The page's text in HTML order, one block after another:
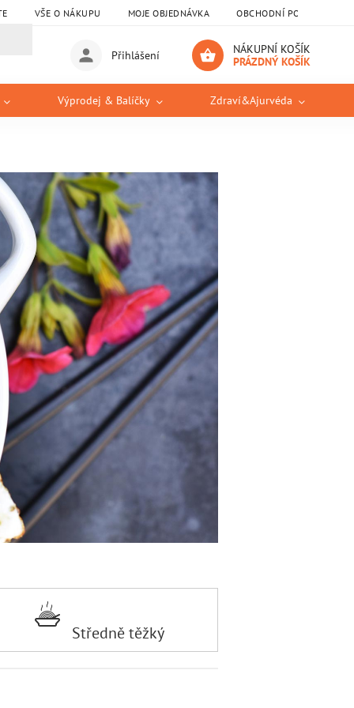
VŠE O NÁKUPU MOJE OBJEDNÁVKA OBCHODNÍ PODMÍNKY
NÁKUPNÍ KOŠÍK
PRÁZDNÝ KOŠÍK
Přihlášení
Výprodej & Balíčky Zdraví&Ajurvéda
Středně těžký